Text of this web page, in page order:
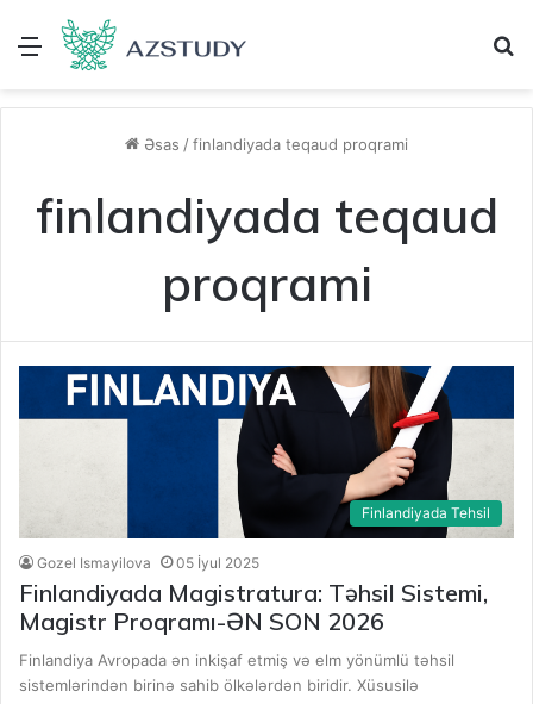
Menu
Əsas /finlandiyada teqaud proqrami
finlandiyada teqaud
proqrami
Finlandiyada Tehsil
Gozel Ismayilova 05 İyul 2025
Finlandiyada Magistratura: Təhsil Sistemi,
Magistr Proqramı-ƏN SON 2026
Finlandiya Avropada ən inkişaf etmiş və elm yönümlü təhsil
sistemlərindən birinə sahib ölkələrdən biridir. Xüsusilə